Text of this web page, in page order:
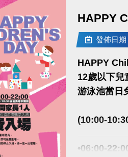
HAPPY
發佈日期
HAPPY
12歲以下兒
游泳池當日
(10:00-
•06:00-